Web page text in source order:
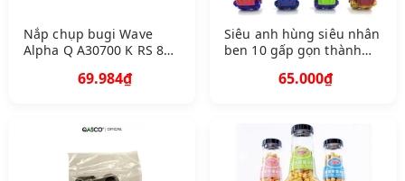
Nắp chụp bugi Wave
Alpha Q A30700 K RS 860
69.984₫
Siêu anh hùng siêu nhân
ben 10 gấp gọn thành
65.000₫